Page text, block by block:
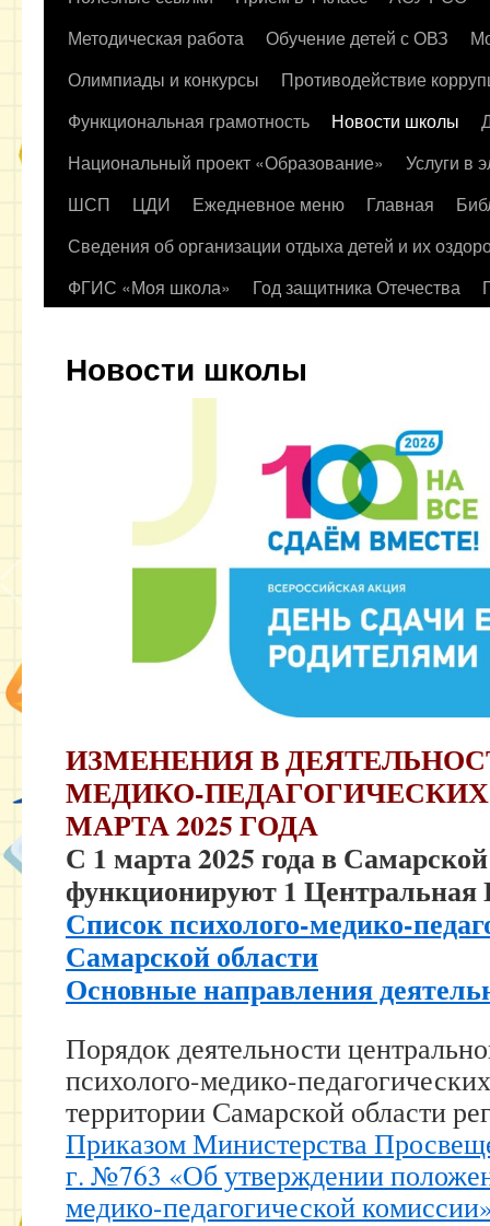
содержимому
Методическая работа
Обучение детей с ОВЗ
Олимпиады и конкурсы
Противодействие
Функциональная грамотность
Новости школы
Национальный проект «Образование»
Услуги в
ШСП
ЦДИ Ежедневное меню Главная
Сведения об организации отдыха детей и их
ФГИС «Моя школа»
Год защитника Отечества
Новости школы
ИЗМЕНЕНИЯ В
МЕДИКО-
МАРТА 2025 ГОДА
С 1 марта 2025 года в
функционируют 1
Список психолого-медико-
Самарской области
Основные направления
Порядок деятельности
психолого-медико-
территории Самарской области
Приказом Министерства
г. №763 «Об утверждении
медико-педагогической